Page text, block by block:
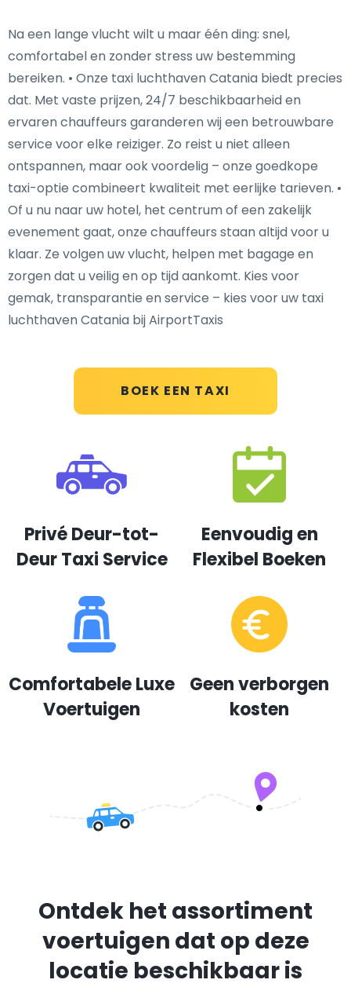
BOEK EEN TAXI
Na een lange vlucht wilt u maar één ding: snel,
comfortabel en zonder stress uw bestemming
bereiken. • Onze taxi luchthaven Catania biedt precies
dat. Met vaste prijzen, 24/7 beschikbaarheid en
ervaren chauffeurs garanderen wij een betrouwbare
service voor elke reiziger. Zo reist u niet alleen
ontspannen, maar ook voordelig – onze goedkope
taxi-optie combineert kwaliteit met eerlijke tarieven. •
Of u nu naar uw hotel, het centrum of een zakelijk
evenement gaat, onze chauffeurs staan altijd voor u
klaar. Ze volgen uw vlucht, helpen met bagage en
zorgen dat u veilig en op tijd aankomt. Kies voor
gemak, transparantie en service – kies voor uw taxi
luchthaven Catania bij AirportTaxis
Privé Deur-tot-
Deur Taxi Service
Eenvoudig en
Flexibel Boeken
Comfortabele Luxe
Voertuigen
Geen verborgen
kosten
Ontdek het assortiment
voertuigen dat op deze
locatie beschikbaar is